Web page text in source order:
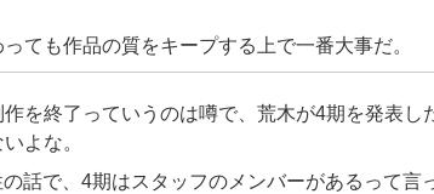
ても作品の質をキープする上で一番大事だ。
を終了っていうのは噂で、荒木が4期を発表し
よな。
話で、4期はスタッフのメンバーがあるって言